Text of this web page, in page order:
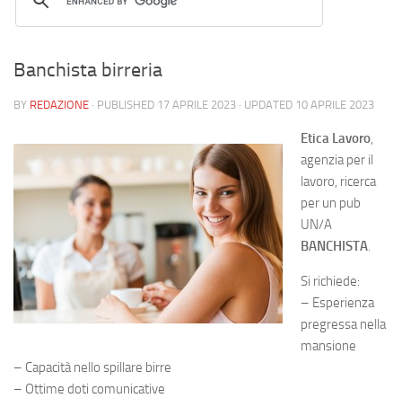
Banchista birreria
BY REDAZIONE · PUBLISHED 17 APRILE 2023 · UPDATED 10 APRILE 2023
Etica Lavoro,
agenzia per il
lavoro, ricerca
per un pub
UN/A
BANCHISTA.
Si richiede:
– Esperienza
pregressa nella
mansione
– Capacità nello spillare birre
– Ottime doti comunicative